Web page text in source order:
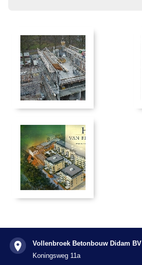
Vollenbroek Betonbouw Didam BV
Koningsweg 11a